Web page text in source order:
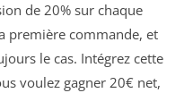
de 20% sur chaque
première commande, et
le cas. Intégrez cette
voulez gagner 20€ net,